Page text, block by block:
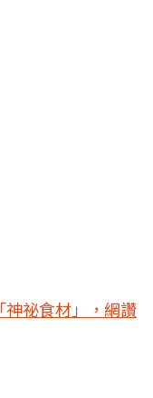
祕食材」，網讚